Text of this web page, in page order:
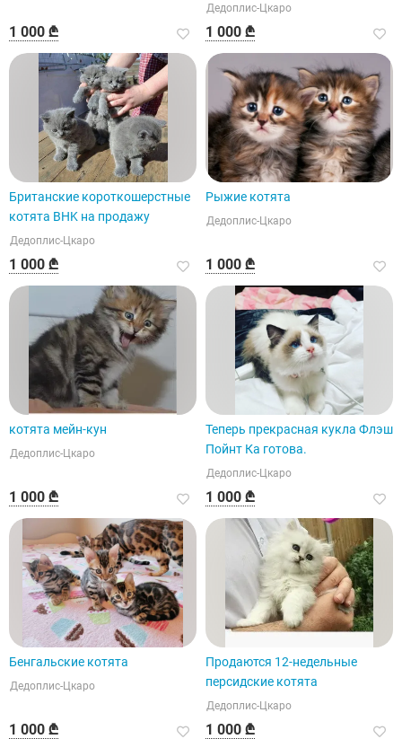
1 000 ₾
Дедоплис-Цкаро
1 000 ₾
Британские короткошерстные
котята BHK на продажу
Дедоплис-Цкаро
1 000 ₾
Рыжие котята
Дедоплис-Цкаро
1 000 ₾
котята мейн-кун
Дедоплис-Цкаро
1 000 ₾
Теперь прекрасная кукла Флэш
Пойнт Ка готова.
Дедоплис-Цкаро
1 000 ₾
Бенгальские котята
Дедоплис-Цкаро
1 000 ₾
Продаются 12-недельные
персидские котята
Дедоплис-Цкаро
1 000 ₾